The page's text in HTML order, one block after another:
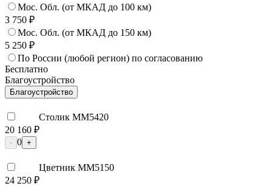
Мос. Обл. (от МКАД до 100 км)
3 750 ₽
Мос. Обл. (от МКАД до 150 км)
5 250 ₽
По России (любой регион) по согласованию
Бесплатно
Благоустройство
Благоустройство
Столик ММ5420
20 160 ₽
- 0 +
Цветник ММ5150
24 250 ₽